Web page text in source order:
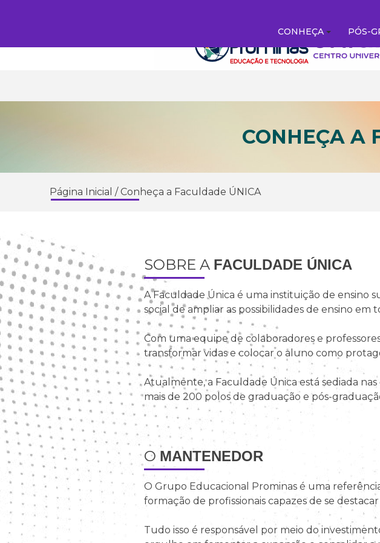
CONHEÇA PÓS-
CONHEÇA A
Página Inicial /Conheça a Faculdade ÚNICA
SOBRE A FACULDADE ÚNICA
A Faculdade Única é uma instituição de ensino
social de ampliar as possibilidades de ensino em
Com uma equipe de colaboradores e
transformar vidas e colocar o aluno como
Atualmente, a Faculdade Única está sediada
mais de 200 polos de graduação e pós-
O MANTENEDOR
O Grupo Educacional Prominas é uma
formação de profissionais capazes de se
Tudo isso é responsável por meio do